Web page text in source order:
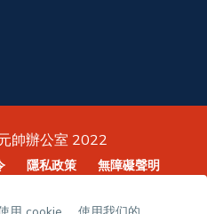
帥辦公室 2022
隱私政策 無障礙聲明